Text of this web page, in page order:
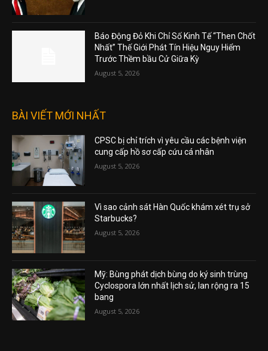
Báo Động Đỏ Khi Chỉ Số Kinh Tế “Then Chốt
Nhất” Thế Giới Phát Tín Hiệu Nguy Hiểm
Trước Thềm bầu Cử Giữa Kỳ
August 5, 2026
BÀI VIẾT MỚI NHẤT
CPSC bị chỉ trích vì yêu cầu các bệnh viện
cung cấp hồ sơ cấp cứu cá nhân
August 5, 2026
Vì sao cảnh sát Hàn Quốc khám xét trụ sở
Starbucks?
August 5, 2026
Mỹ: Bùng phát dịch bùng do ký sinh trùng
Cyclospora lớn nhất lịch sử, lan rộng ra 15
bang
August 5, 2026